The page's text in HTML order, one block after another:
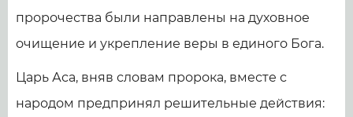
пророчества были направлены на духовное
очищение и укрепление веры в единого Бога.
Царь Аса, вняв словам пророка, вместе с
народом предпринял решительные действия: